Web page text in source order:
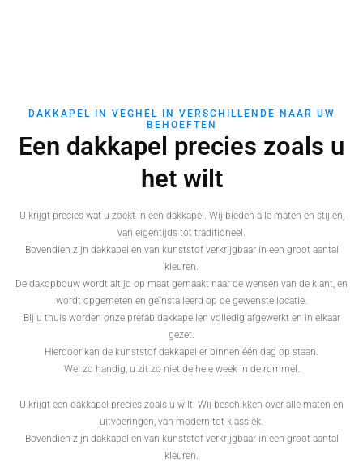
DAKKAPEL IN VEGHEL IN VERSCHILLENDE NAAR UW
BEHOEFTEN
Een dakkapel precies zoals u
het wilt
U krijgt precies wat u zoekt in een dakkapel. Wij bieden alle maten en stijlen,
van eigentijds tot traditioneel.
Bovendien zijn dakkapellen van kunststof verkrijgbaar in een groot aantal
kleuren.
De dakopbouw wordt altijd op maat gemaakt naar de wensen van de klant, en
wordt opgemeten en geïnstalleerd op de gewenste locatie.
Bij u thuis worden onze prefab dakkapellen volledig afgewerkt en in elkaar
gezet.
Hierdoor kan de kunststof dakkapel er binnen één dag op staan.
Wel zo handig, u zit zo niet de hele week in de rommel.
U krijgt een dakkapel precies zoals u wilt. Wij beschikken over alle maten en
uitvoeringen, van modern tot klassiek.
Bovendien zijn dakkapellen van kunststof verkrijgbaar in een groot aantal
kleuren.